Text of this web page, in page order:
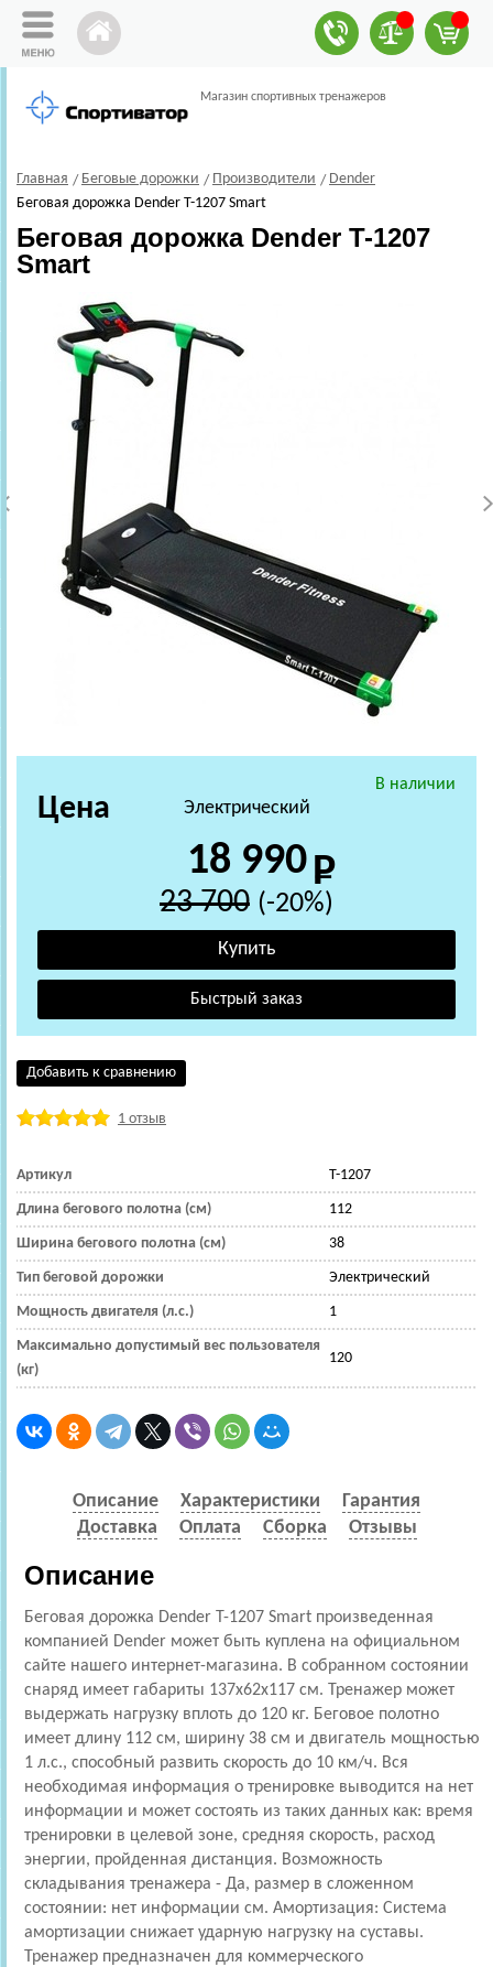
Магазин спортивных тренажеров
Главная Беговые дорожки Производители
Dender
Беговая дорожка Dender T-1207 Smart
Беговая дорожка Dender T-1207
Smart
В наличии
Электрический
Цена
18 990
23 700 (-20%)
Добавить к сравнению
1 отзыв
Артикул T-1207
Длина бегового полотна (см) 112
Ширина бегового полотна (см) 38
Тип беговой дорожки Электрический
Мощность двигателя (л.с.) 1
Максимально допустимый вес пользователя
(кг)
120
Описание Характеристики
Гарантия
Доставка
Оплата Сборка Отзывы
Описание
Беговая дорожка Dender T-1207 Smart произведенная
компанией Dender может быть куплена на официальном
сайте нашего интернет-магазина. В собранном состоянии
снаряд имеет габариты 137x62x117 см. Тренажер может
выдержать нагрузку вплоть до 120 кг. Беговое полотно
имеет длину 112 см, ширину 38 см и двигатель мощностью
1 л.с., способный развить скорость до 10 км/ч. Вся
необходимая информация о тренировке выводится на нет
информации и может состоять из таких данных как: время
тренировки в целевой зоне, средняя скорость, расход
энергии, пройденная дистанция. Возможность
складывания тренажера - Да, размер в сложенном
состоянии: нет информации см. Амортизация: Cистема
амортизации снижает ударную нагрузку на суставы.
Тренажер предназначен для коммерческого